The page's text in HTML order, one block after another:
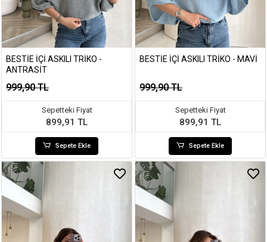
BESTIE İÇI ASKILI TRIKO -
ANTRASIT
999,90 TL
Sepetteki Fiyat
899,91 TL
Sepete Ekle
BESTIE İÇI ASKILI TRIKO - MAVI
999,90 TL
Sepetteki Fiyat
899,91 TL
Sepete Ekle